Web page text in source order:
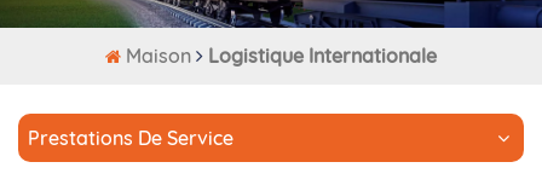
Maison Logistique Internationale
Prestations De Service